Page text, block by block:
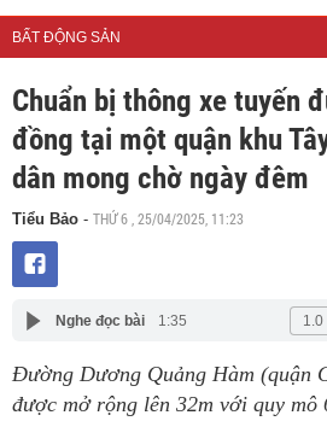
BẤT ĐỘNG SẢN
Chuẩn bị thông xe tuyến
đồng tại một quận khu
dân mong chờ ngày đêm
Tiểu Bảo - THỨ 6 , 25/04/2025, 11:23
Nghe đọc bài 1:35
Đường Dương Quảng Hàm (quận
được mở rộng lên 32m với quy mô